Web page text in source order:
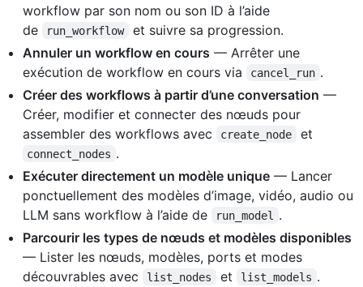
workflow par son nom ou son ID à l’aide
de
run_workflow
et suivre sa progression.
Annuler un workflow en cours — Arrêter une
exécution de workflow en cours via
cancel_run .
Créer des workflows à partir d’une conversation —
Créer, modifier et connecter des nœuds pour
assembler des workflows avec
create_node et
connect_nodes .
Exécuter directement un modèle unique — Lancer
ponctuellement des modèles d’image, vidéo, audio ou
LLM sans workflow à l’aide de
run_model
.
Parcourir les types de nœuds et modèles disponibles
— Lister les nœuds, modèles, ports et modes
découvrables avec
list_nodes et list_models .